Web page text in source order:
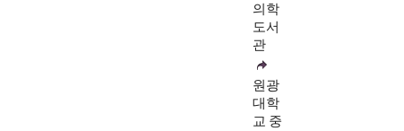
의학
도서
관
원광
대학
교 중